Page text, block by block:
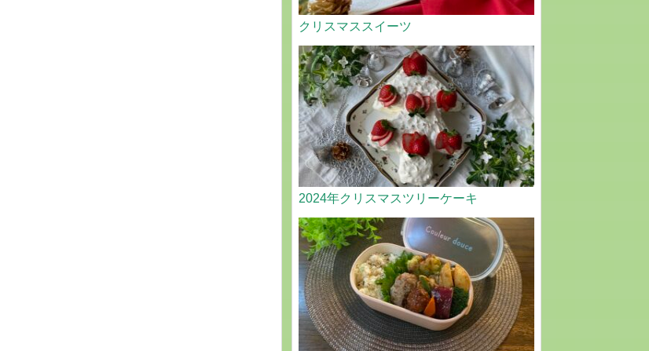
クリスマススイーツ
2024年クリスマスツリーケーキ